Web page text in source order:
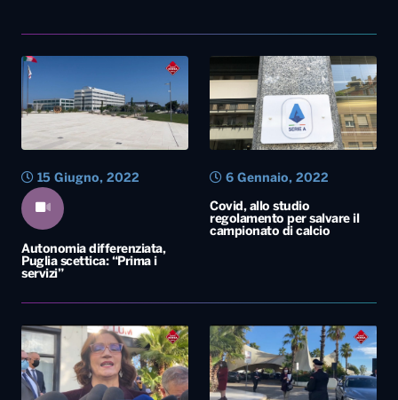
Autonomia differenziata,
Puglia scettica: “Prima i
servizi”
15 Giugno, 2022
Covid, allo studio
regolamento per salvare il
campionato di calcio
6 Gennaio, 2022